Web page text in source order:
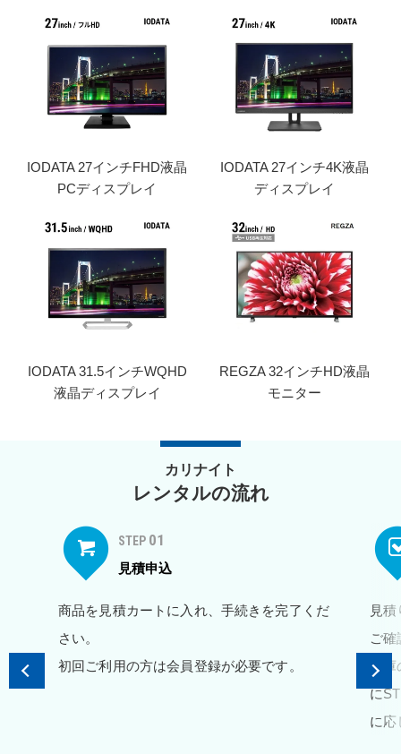
IODATA 27インチFHD液晶
PCディスプレイ
IODATA 27インチ4K液晶
ディスプレイ
IODATA 31.5インチWQHD
液晶ディスプレイ
REGZA 32インチHD液晶
モニター
カリナイト
レンタルの流れ
STEP 01
見積申込
商品を見積カートに入れ、手続きを完了くだ
さい。
初回ご利用の方は会員登録が必要です。
見
ご確
在
に
に応